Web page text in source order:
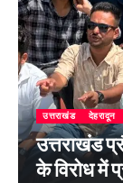
उत्तराखंड देहरादून
उत्तराखंड
के विरोध में